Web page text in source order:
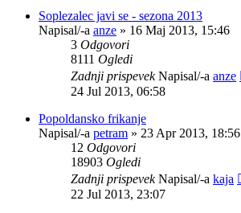
Soplezalec javi se - sezona 2013
Napisal/-a anze » 16 Maj 2013, 15:46
3 Odgovori
8111 Ogledi
Zadnji prispevekNapisal/-a anze
24 Jul 2013, 06:58
Popoldansko frikanje
Napisal/-a petram » 23 Apr 2013, 18:56
12 Odgovori
18903 Ogledi
Zadnji prispevekNapisal/-a kaja
22 Jul 2013, 23:07